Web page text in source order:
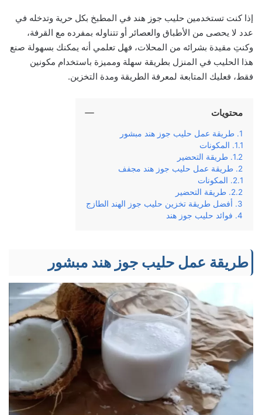
إذا كنت تستخدمين حليب جوز هند في المطبخ بكل حرية وتدخله في
عدد لا يحصى من الأطباق والعصائر أو تتناوله بمفرده مع القرفة،
وكنتِ مقيدة بشرائه من المحلات، فهل تعلمي أنه يمكنك بسهولة صنع
هذا الحليب في المنزل بطريقة سهلة ومميزة باستخدام مكونين
فقط، فعليك المتابعة لمعرفة الطريقة ومدة التخزين.
محتويات
طريقة عمل حليب جوز هند مبشور
المكونات
طريقة التحضير
طريقة عمل حليب جوز هند مجفف
المكونات
طريقة التحضير
أفضل طريقة تخزين حليب جوز الهند الطازج
فوائد حليب جوز هند
طريقة عمل حليب جوز هند مبشور